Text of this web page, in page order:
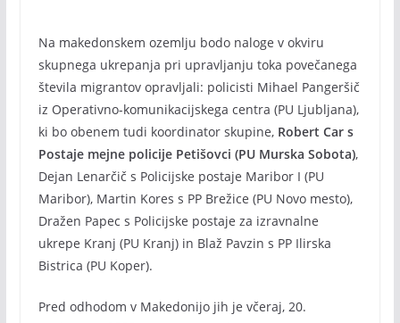
Na makedonskem ozemlju bodo naloge v okviru
skupnega ukrepanja pri upravljanju toka povečanega
števila migrantov opravljali: policisti Mihael Pangeršič
iz Operativno-komunikacijskega centra (PU Ljubljana),
ki bo obenem tudi koordinator skupine, Robert Car s
Postaje mejne policije Petišovci (PU Murska Sobota),
Dejan Lenarčič s Policijske postaje Maribor I (PU
Maribor), Martin Kores s PP Brežice (PU Novo mesto),
Dražen Papec s Policijske postaje za izravnalne
ukrepe Kranj (PU Kranj) in Blaž Pavzin s PP Ilirska
Bistrica (PU Koper).
Pred odhodom v Makedonijo jih je včeraj, 20.